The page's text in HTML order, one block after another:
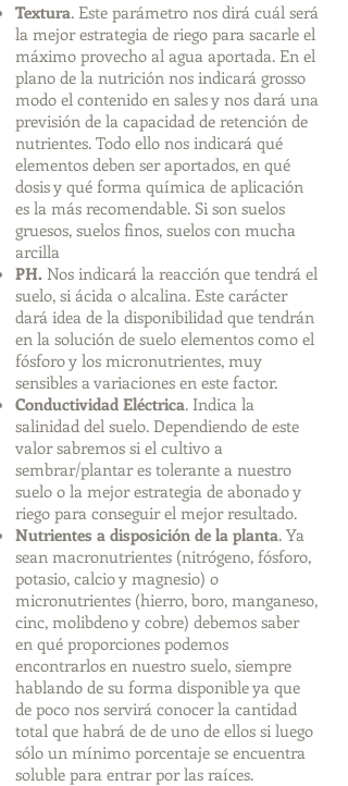
Textura. Este parámetro nos dirá cuál será
la mejor estrategia de riego para sacarle el
máximo provecho al agua aportada. En el
plano de la nutrición nos indicará grosso
modo el contenido en sales y nos dará una
previsión de la capacidad de retención de
nutrientes. Todo ello nos indicará qué
elementos deben ser aportados, en qué
dosis y qué forma química de aplicación
es la más recomendable. Si son suelos
gruesos, suelos finos, suelos con mucha
arcilla
PH. Nos indicará la reacción que tendrá el
suelo, si ácida o alcalina. Este carácter
dará idea de la disponibilidad que tendrán
en la solución de suelo elementos como el
fósforo y los micronutrientes, muy
sensibles a variaciones en este factor.
Conductividad Eléctrica. Indica la
salinidad del suelo. Dependiendo de este
valor sabremos si el cultivo a
sembrar/plantar es tolerante a nuestro
suelo o la mejor estrategia de abonado y
riego para conseguir el mejor resultado.
Nutrientes a disposición de la planta. Ya
sean macronutrientes (nitrógeno, fósforo,
potasio, calcio y magnesio) o
micronutrientes (hierro, boro, manganeso,
cinc, molibdeno y cobre) debemos saber
en qué proporciones podemos
encontrarlos en nuestro suelo, siempre
hablando de su forma disponible ya que
de poco nos servirá conocer la cantidad
total que habrá de de uno de ellos si luego
sólo un mínimo porcentaje se encuentra
soluble para entrar por las raíces.